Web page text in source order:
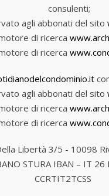
consulenti;
agli abbonati del sito
motore di ricerca
di ricerca
agli abbonati del sito
motore di ricerca
di ricerca
Libertà 3/5 - 10098
STURA IBAN – IT
CCRTIT2TCSS